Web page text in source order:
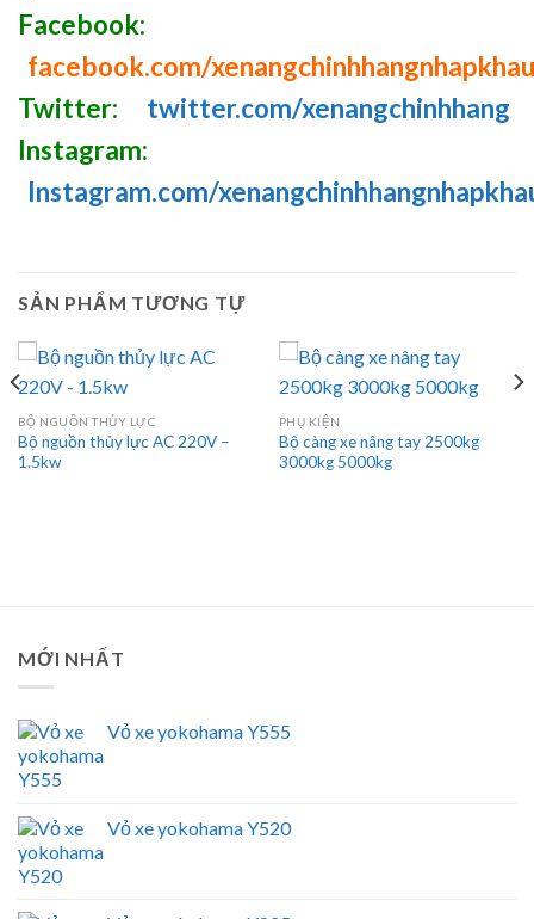
Facebook:
facebook.com/xenangchinhhangnhapkhau
Twitter:
twitter.com/xenangchinhhang
Instagram:
Instagram.com/
SẢN PHẨM TƯƠNG TỰ
BỘ NGUỒN THỦY LỰC
Bộ nguồn thủy lực AC 220V –
1.5kw
PHỤ KIỆN
Bộ càng xe nâng tay 2500kg
3000kg 5000kg
MỚI NHẤT
Vỏ xe yokohama Y555
Vỏ xe yokohama Y520